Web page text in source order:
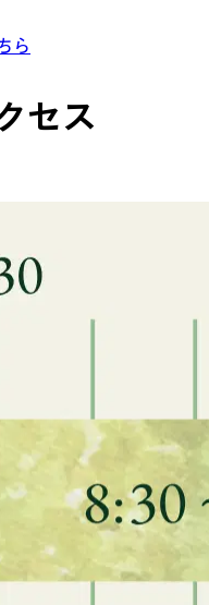
ら
セス